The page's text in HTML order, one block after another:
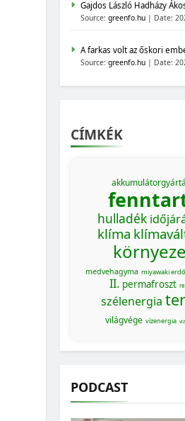
Gajdos László Hadházy
Source:greenfo.hu Date:
A farkas volt az őskori
Source:greenfo.hu Date:
CÍMKÉK
hulladék
klíma
medvehagyma miyawaki erdő
II. permafroszt
szélenergia
világvége vízenergia
PODCAST